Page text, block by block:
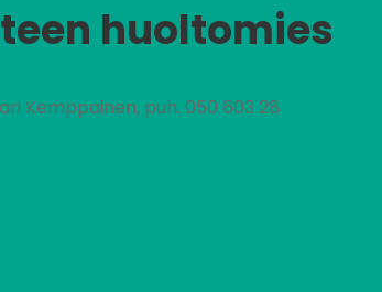
huoltomies
Kemppainen, puh. 050 603 28